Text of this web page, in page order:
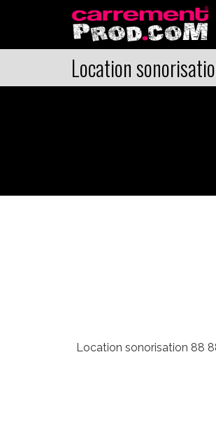
Location
Location sonorisation 88